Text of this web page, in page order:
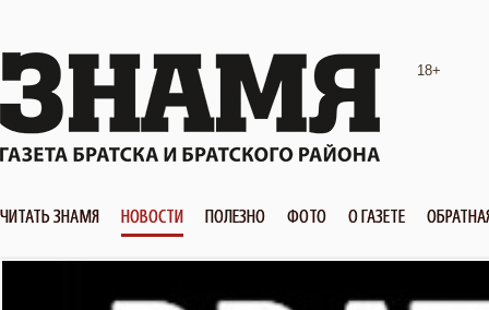
18+
ЧИТАТЬ ЗНАМЯ НОВОСТИ ПОЛЕЗНО ФОТО О ГАЗЕТЕ